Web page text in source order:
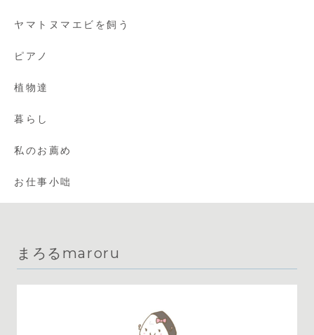
ヤマトヌマエビを飼う
ピアノ
植物達
暮らし
私のお薦め
お仕事小咄
まろるmaroru